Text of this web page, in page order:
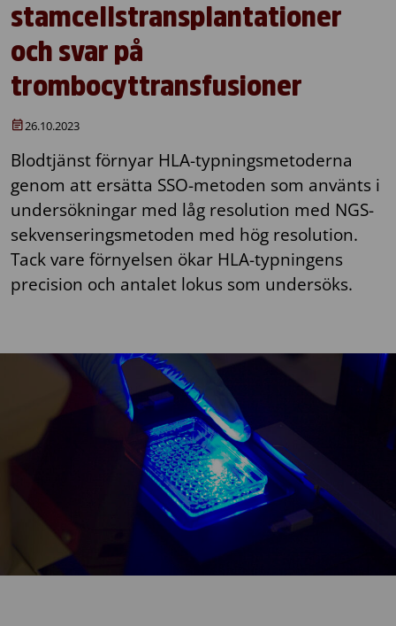
stamcellstransplantationer
och svar på
trombocyttransfusioner
26.10.2023
Blodtjänst förnyar HLA-typningsmetoderna
genom att ersätta SSO-metoden som använts i
undersökningar med låg resolution med NGS-
sekvenseringsmetoden med hög resolution.
Tack vare förnyelsen ökar HLA-typningens
precision och antalet lokus som undersöks.